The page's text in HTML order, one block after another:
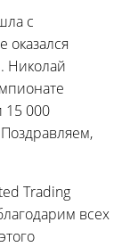
с
Николай
15 000
Поздравляем,
Trading
всех